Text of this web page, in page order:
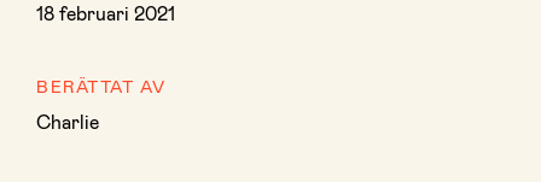
18 februari 2021
BERÄTTAT AV
Charlie